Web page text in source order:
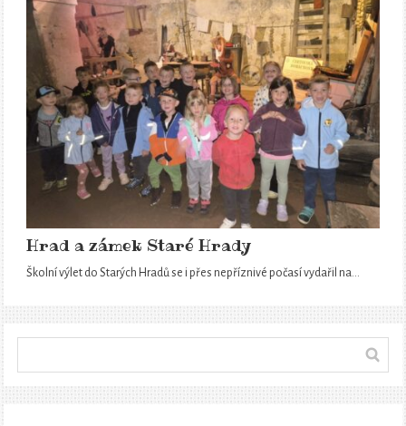
Hrad a zámek Staré Hrady
Školní výlet do Starých Hradů se i přes nepříznivé počasí vydařil na…